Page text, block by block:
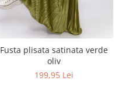
Fusta plisata satinata verde
oliv
199,95 Lei